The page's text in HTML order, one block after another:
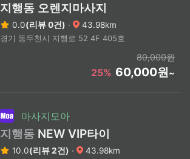
지행동 오렌지마사지
0.0(리뷰 0건) · 43.98km
경기 동두천시 지행로 52 4F 405호
80,000원
25% 60,000원~
마사지모아
지행동 NEW VIP타이
10.0(리뷰 2건) · 43.98km